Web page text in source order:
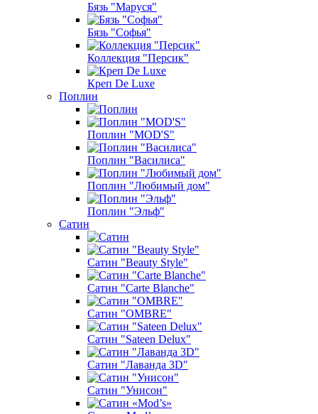
Бязь "Маруся"
Бязь "Софья"
Коллекция "Персик"
Креп De Luxe
Поплин
Поплин "MOD'S"
Поплин "Василиса"
Поплин "Любимый дом"
Поплин "Эльф"
Сатин
Сатин "Beauty Style"
Сатин "Carte Blanche"
Сатин "OMBRE"
Сатин "Sateen Delux"
Сатин "Лаванда 3D"
Сатин "Унисон"